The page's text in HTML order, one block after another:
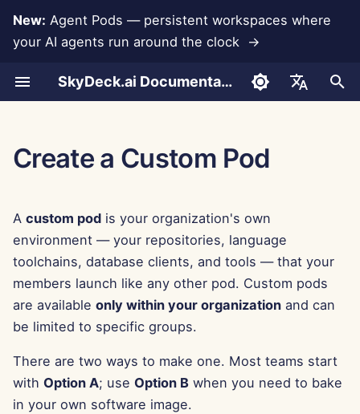
New: Agent Pods — persistent workspaces where
your AI agents run around the clock →
SkyDeck.ai Documentation
العربية
Español
Français
Italiano
Português
I
n
l
i
z
i
s
Tải tài liệu lên
Đồng bộ hóa Slack
Ảnh chụp công khai
Duyệt web
Công cụ
Trợ lý SQL
Dạy tôi bất cứ điều gì
Tư vấn chiến lược
Operate an Agent Together
Whole Team
Hướng dẫn thiết lập
Thiết lập tích hợp
Tổ chức nhóm
Tổ chức công cụ
Quản lý thành viên
Mua tín dụng
Giá sử dụng mô hình
Tích hợp Cơ sở dữ liệu
Tích hợp Groq
Tích hợp HuggingFace
Tích hợp Mistral
Tích hợp Perplexity
Tích hợp ứng dụng Tích hợp Slack
Định dạng JSON cho
Ví dụ: Tạo giao diện
dùng dựa trên văn bản
Định dạng JSON cho
cụ Thông minh
Chính sách bảo mật
Jan 23rd, 2026
Jan 9th, 2026
Jan 2nd, 2026
Dec 26th, 2025
Dec 12th, 2025
Chương trình thưởng lỗi
Tài liệu sẵn sàng LLM
SkyDeck.ai
Create a Custom Pod
A custom pod is your organization's own
environment — your repositories, language
toolchains, database clients, and tools — that your
members launch like any other pod. Custom pods
are available only within your organization and can
be limited to specific groups.
There are two ways to make one. Most teams start
with Option A; use Option B when you need to bake
in your own software image.